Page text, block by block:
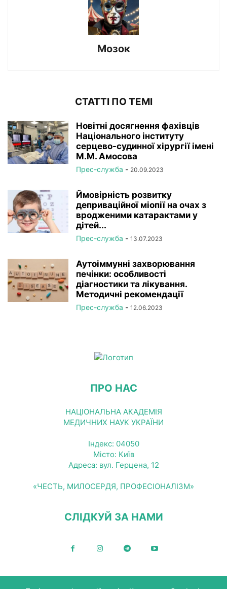
Мозок
СТАТТІ ПО ТЕМІ
Новітні досягнення фахівців
Національного інституту
серцево-судинної хірургії імeні
М.М. Амосова
Прес-служба - 20.09.2023
Ймовірність розвитку
деприваційної міопії на очах з
вродженими катарактами у
дітей...
Прес-служба - 13.07.2023
Аутоіммунні захворювання
печінки: особливості
діагностики та лікування.
Методичні рекомендації
Прес-служба - 12.06.2023
ПРО НАС
НАЦІОНАЛЬНА АКАДЕМІЯ
МЕДИЧНИХ НАУК УКРАЇНИ
Індекс: 04050
Місто: Київ
Адреса: вул. Герцена, 12
«ЧЕСТЬ, МИЛОСЕРДЯ, ПРОФЕСІОНАЛІЗМ»
СЛІДКУЙ ЗА НАМИ